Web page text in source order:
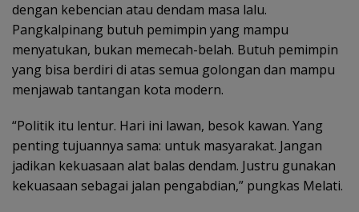
dengan kebencian atau dendam masa lalu.
Pangkalpinang butuh pemimpin yang mampu
menyatukan, bukan memecah-belah. Butuh pemimpin
yang bisa berdiri di atas semua golongan dan mampu
menjawab tantangan kota modern.
“Politik itu lentur. Hari ini lawan, besok kawan. Yang
penting tujuannya sama: untuk masyarakat. Jangan
jadikan kekuasaan alat balas dendam. Justru gunakan
kekuasaan sebagai jalan pengabdian,” pungkas Melati.